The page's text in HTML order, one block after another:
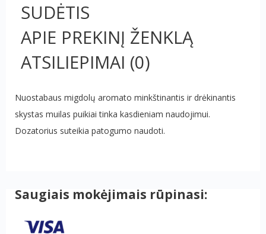
SUDĖTIS
APIE PREKINĮ ŽENKLĄ
ATSILIEPIMAI (0)
Nuostabaus migdolų aromato minkštinantis ir drėkinantis
skystas muilas puikiai tinka kasdieniam naudojimui.
Dozatorius suteikia patogumo naudoti.
Saugiais mokėjimais rūpinasi: